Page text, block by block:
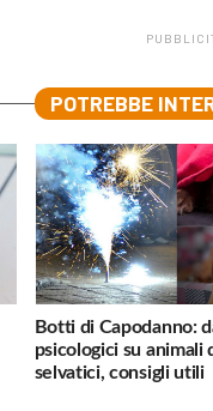
POTREBBE
Botti di Capodanno:
psicologici su animali
selvatici, consigli utili